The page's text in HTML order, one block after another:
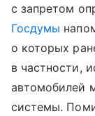
с запретом
Госдумы
о которых
в частности,
автомобилей
системы.